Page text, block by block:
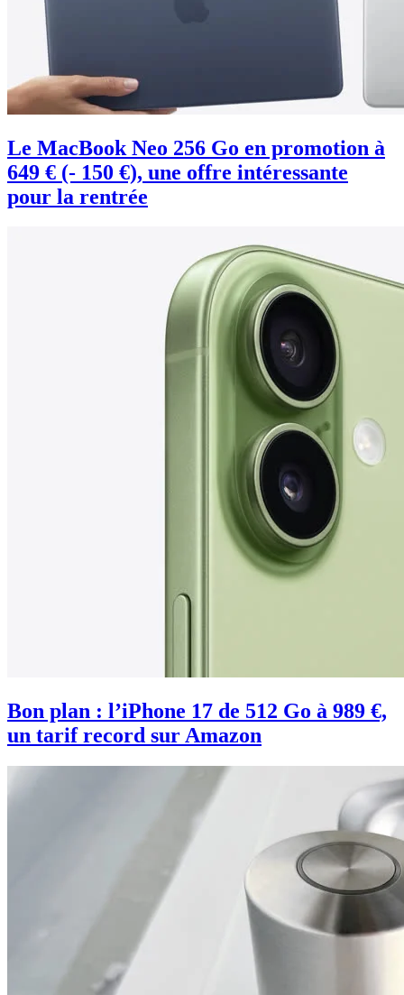
Le MacBook Neo 256 Go en promotion à
649 € (- 150 €), une offre intéressante
pour la rentrée
Bon plan : l’iPhone 17 de 512 Go à 989 €,
un tarif record sur Amazon